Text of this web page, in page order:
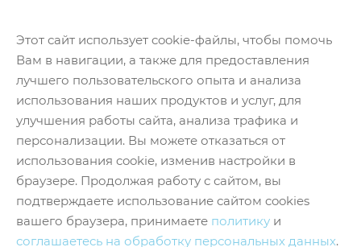
Этот сайт использует cookie-файлы, чтобы помочь
Вам в навигации, а также для предоставления
лучшего пользовательского опыта и анализа
использования наших продуктов и услуг, для
улучшения работы сайта, анализа трафика и
персонализации. Вы можете отказаться от
использования cookie, изменив настройки в
браузере. Продолжая работу с сайтом, вы
подтверждаете использование сайтом cookies
вашего браузера, принимаете политику и
соглашаетесь на обработку персональных данных.